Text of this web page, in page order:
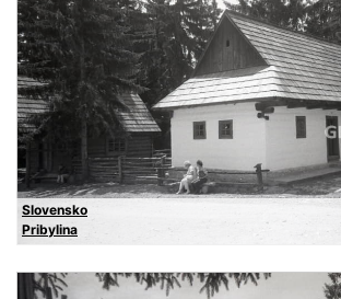
Slovensko
Pribylina